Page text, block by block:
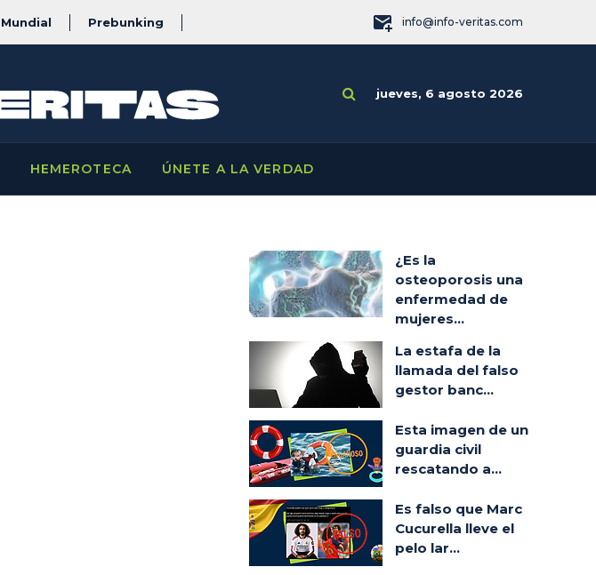
Mundial Prebunking info@info-veritas.com
jueves, 6 agosto 2026
HEMEROTECA ÚNETE A LA VERDAD
¿Es la
osteoporosis una
enfermedad de
mujeres...
La estafa de la
llamada del falso
gestor banc...
Esta imagen de un
guardia civil
rescatando a...
Es falso que Marc
Cucurella lleve el
pelo lar...